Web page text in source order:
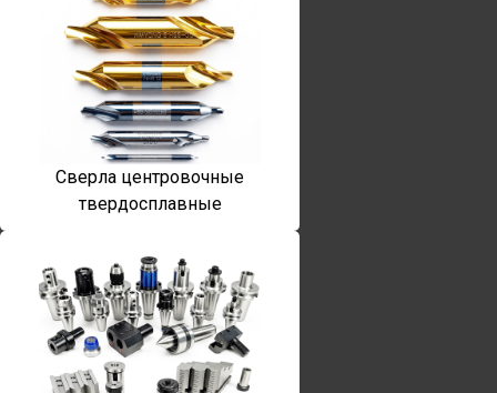
Сверла центровочные
твердосплавные